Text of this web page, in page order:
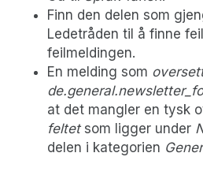
Finn den delen som
Ledetråden til å finne
feilmeldingen.
En melding som
at det mangler en tysk
feltet som ligger under
delen i kategorien